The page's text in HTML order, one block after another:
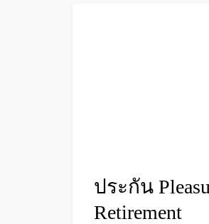
ประกัน
Retirement